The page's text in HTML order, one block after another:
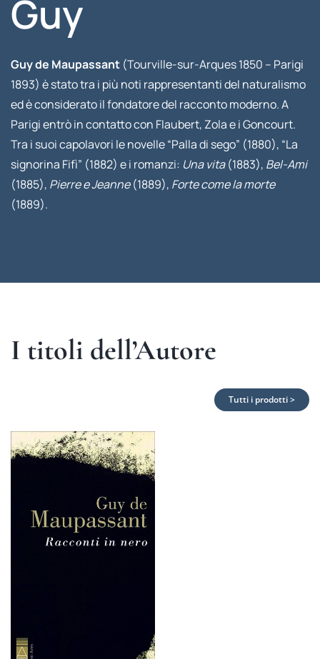
Guy
Guy de Maupassant(Tourville-sur-Arques 1850 – Parigi
1893) è stato tra i più noti rappresentanti del naturalismo
ed è considerato il fondatore del racconto moderno. A
Parigi entrò in contatto con Flaubert, Zola e i Goncourt.
Tra i suoi capolavori le novelle “Palla di sego” (1880), “La
signorina Fifì” (1882) e i romanzi: Una vita(1883), Bel-Ami
(1885), Pierre e Jeanne(1889), Forte come la morte
(1889).
I titoli dell’Autore
Tutti i prodotti >